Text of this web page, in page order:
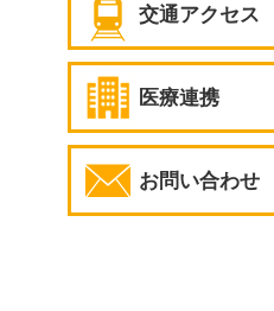
交通アクセス
医療連携
お問い合わせ